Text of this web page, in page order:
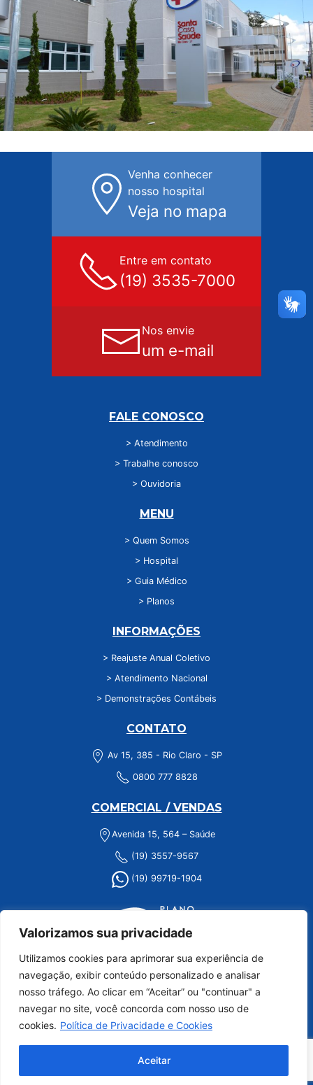
Valorizamos sua privacidade
Utilizamos cookies para aprimorar sua experiência de
navegação, exibir conteúdo personalizado e analisar
nosso tráfego. Ao clicar em “Aceitar” ou "continuar" a
navegar no site, você concorda com nosso uso de
cookies. Política de Privacidade e Cookies
Aceitar
Venha conhecer
nosso hospital
Veja no mapa
Entre em contato
(19) 3535-7000
Nos envie
um e-mail
FALE CONOSCO
> Atendimento
> Trabalhe conosco
> Ouvidoria
MENU
> Quem Somos
> Hospital
> Guia Médico
> Planos
INFORMAÇÕES
> Reajuste Anual Coletivo
> Atendimento Nacional
> Demonstrações Contábeis
CONTATO
Av 15, 385 - Rio Claro - SP
0800 777 8828
COMERCIAL / VENDAS
Avenida 15, 564 – Saúde
(19) 3557-9567
(19) 99719-1904